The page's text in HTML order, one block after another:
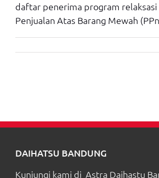
daftar penerima program relaksasi
Penjualan Atas Barang Mewah
DAIHATSU BANDUNG
Kunjungi kami di Astra Daihastu